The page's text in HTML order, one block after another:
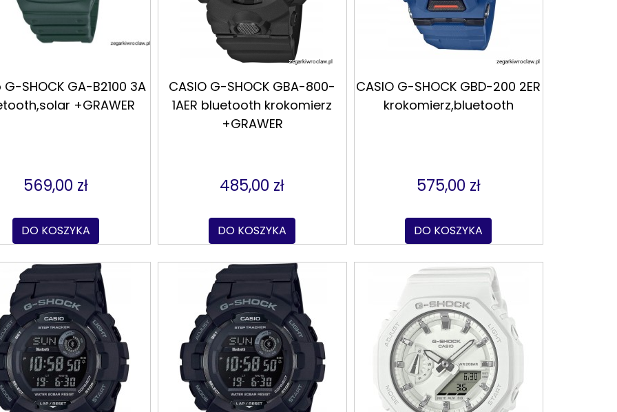
SHOCK GA-B2100 3A
+GRAWER
569,00 zł
DO KOSZYKA
CASIO G-SHOCK GBA-800-
1AER bluetooth krokomierz
+GRAWER
485,00 zł
DO KOSZYKA
CASIO G-SHOCK GBD-200 2ER
krokomierz,bluetooth
575,00 zł
DO KOSZYKA